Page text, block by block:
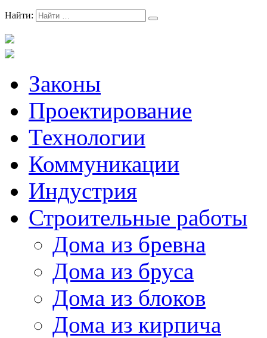
Найти:
Законы
Проектирование
Технологии
Коммуникации
Индустрия
Строительные работы
Дома из бревна
Дома из бруса
Дома из блоков
Дома из кирпича